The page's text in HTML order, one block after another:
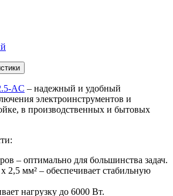
AC – надежный и удобный
электроинструментов и
в производственных и бытовых
– оптимально для большинства задач.
2,5 мм² – обеспечивает стабильную
нагрузку до 6000 Вт.